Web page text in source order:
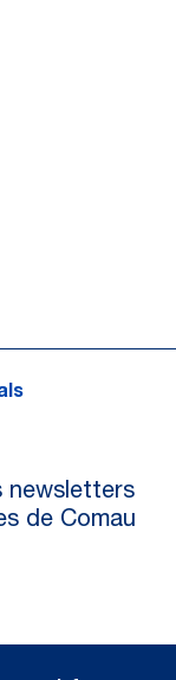
newsletters
de Comau